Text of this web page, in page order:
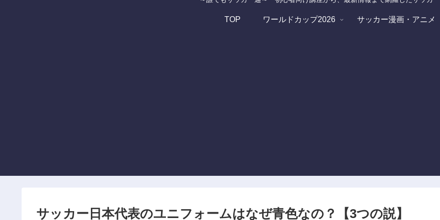
TOP ワールドカップ2026 サッカー漫画・アニメ
サッカー日本代表のユニフォームはなぜ青色なの？【3つの説】